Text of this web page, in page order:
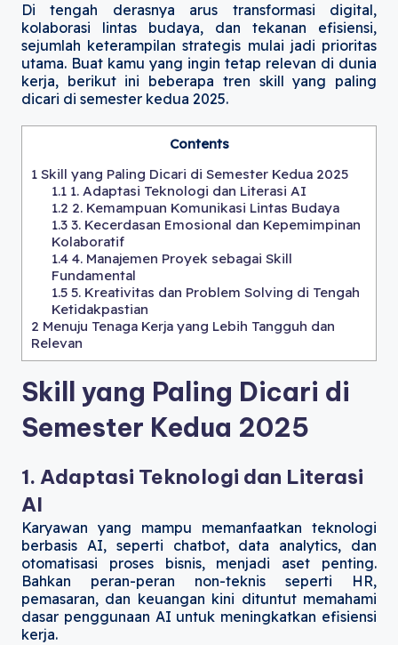
Di tengah derasnya arus transformasi digital,
kolaborasi lintas budaya, dan tekanan efisiensi,
sejumlah keterampilan strategis mulai jadi prioritas
utama. Buat kamu yang ingin tetap relevan di dunia
kerja, berikut ini beberapa tren skill yang paling
dicari di semester kedua 2025.
Contents
1 Skill yang Paling Dicari di Semester Kedua 2025
1.11. Adaptasi Teknologi dan Literasi AI
1.2 2. Kemampuan Komunikasi Lintas Budaya
1.33. Kecerdasan Emosional dan Kepemimpinan
Kolaboratif
1.44. Manajemen Proyek sebagai Skill
Fundamental
1.55. Kreativitas dan Problem Solving di Tengah
Ketidakpastian
2 Menuju Tenaga Kerja yang Lebih Tangguh dan
Relevan
Skill yang Paling Dicari di
Semester Kedua 2025
1. Adaptasi Teknologi dan Literasi
AI
Karyawan yang mampu memanfaatkan teknologi
berbasis AI, seperti chatbot, data analytics, dan
otomatisasi proses bisnis, menjadi aset penting.
Bahkan peran-peran non-teknis seperti HR,
pemasaran, dan keuangan kini dituntut memahami
dasar penggunaan AI untuk meningkatkan efisiensi
kerja.